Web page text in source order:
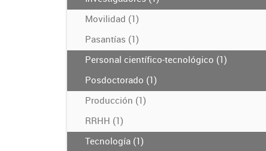
Movilidad (1)
Pasantías (1)
Personal científico-tecnológico (1)
Posdoctorado (1)
Producción (1)
RRHH (1)
Tecnología (1)